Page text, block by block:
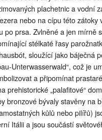
plachetnic a vodní
nebo na cípu této
po prsa. Zvlněné a jen mírně
stélkaté řasy
sloužící jako báječná
Unterwasserwald“, což je
a připomínat
prehistorické „palafitové“
bronzové bývaly stavěny na
kůlů nebo pilířů)
Itálii a jsou součástí